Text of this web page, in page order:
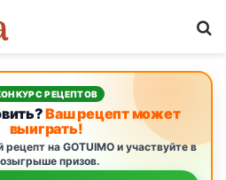
РЕЦЕПТОВ
Ваш рецепт может
выиграть!
на GOTUIMO и участвуйте в
призов.